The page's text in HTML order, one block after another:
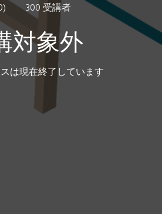
300 受講者
対象外
は現在終了しています